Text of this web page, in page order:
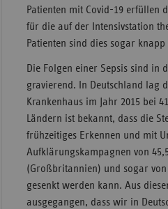
Patienten mit Covid-19 erfüllen
für die auf der Intensivstation
Patienten sind dies sogar knapp
Die Folgen einer Sepsis sind in
gravierend. In Deutschland lag
Krankenhaus im Jahr 2015 bei
Ländern ist bekannt, dass die
frühzeitiges Erkennen und mit
Aufklärungskampagnen von
(Großbritannien) und sogar
gesenkt werden kann. Aus
ausgegangen, dass wir in